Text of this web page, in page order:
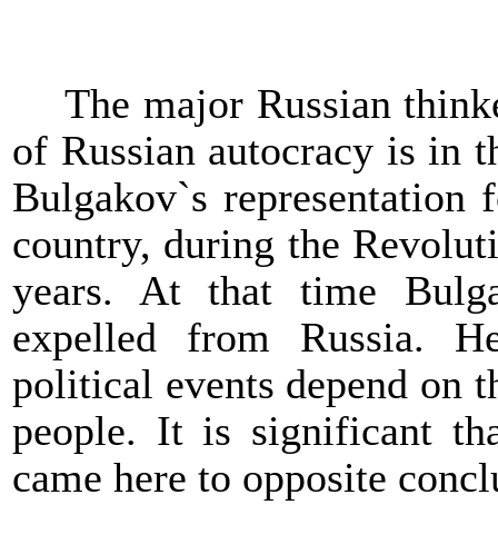
The major Russian
of Russian autocracy is in
Bulgakov`s
country, during the
years. At that time
expelled from Russia.
political events depend on
people. It is significant
came here to opposite